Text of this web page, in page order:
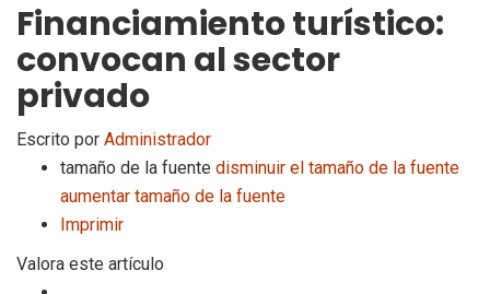
Financiamiento turístico:
convocan al sector
privado
Escrito por Administrador
tamaño de la fuente disminuir el tamaño de la fuente
aumentar tamaño de la fuente
Imprimir
Valora este artículo